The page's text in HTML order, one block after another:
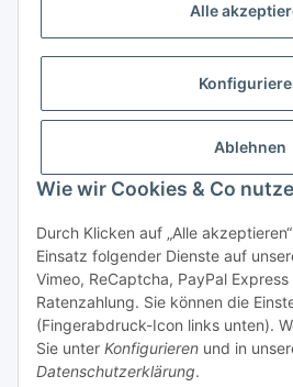
Alle
Ablehnen
Wie wir Cookies & Co
Durch Klicken auf „Alle
Einsatz folgender Dienste auf
Vimeo, ReCaptcha, PayPal
Ratenzahlung. Sie können die
(Fingerabdruck-Icon links unten).
Sie unter Konfigurieren und in
Datenschutzerklärung.
Sofortüberweisung
Rechnungskauf
Gesetzliche Informationen
Informationen
Vertrag